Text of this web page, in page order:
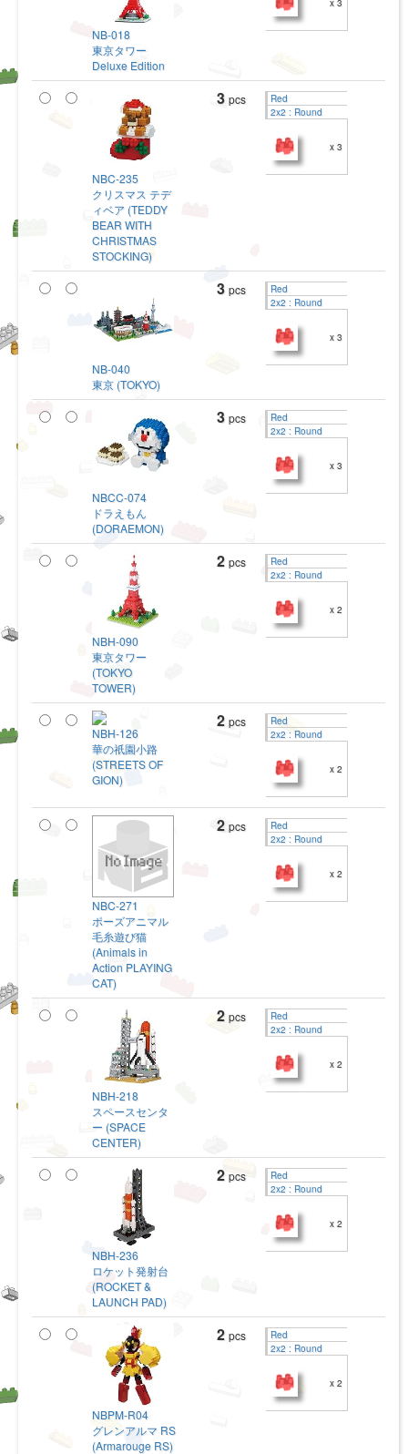
NB-018
東京タワー
Deluxe Edition
x 3
NBC-235
クリスマス テデ
ィベア (TEDDY
BEAR WITH
CHRISTMAS
STOCKING)
3 pcs
Red
2x2 : Round
x 3
NB-040
東京 (TOKYO)
3 pcs
Red
2x2 : Round
x 3
NBCC-074
ドラえもん
(DORAEMON)
3 pcs
Red
2x2 : Round
x 3
NBH-090
東京タワー
(TOKYO
TOWER)
2 pcs
Red
2x2 : Round
x 2
NBH-126
華の祇園小路
(STREETS OF
GION)
2 pcs
Red
2x2 : Round
x 2
NBC-271
ポーズアニマル
毛糸遊び猫
(Animals in
Action PLAYING
CAT)
2 pcs
Red
2x2 : Round
x 2
NBH-218
スペースセンタ
ー (SPACE
CENTER)
2 pcs
Red
2x2 : Round
x 2
NBH-236
ロケット発射台
(ROCKET &
LAUNCH PAD)
2 pcs
Red
2x2 : Round
x 2
NBPM-R04
グレンアルマ RS
(Armarouge RS)
2 pcs
Red
2x2 : Round
x 2